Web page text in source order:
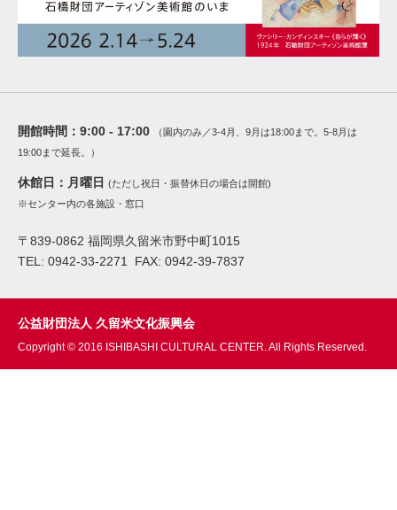
開館時間： 9:00 - 17:00
（園内のみ／3-4月、9月は18:00まで。5-8月は
19:00まで延長。）
休館日： 月曜日 (ただし祝日・振替休日の場合は開館)
※センター内の各施設・窓口
〒839-0862 福岡県久留米市野中町1015
TEL: 0942-33-2271 FAX: 0942-39-7837
公益財団法人 久留米文化振興会
Copyright © 2016 ISHIBASHI CULTURAL CENTER. All Rights Reserved.